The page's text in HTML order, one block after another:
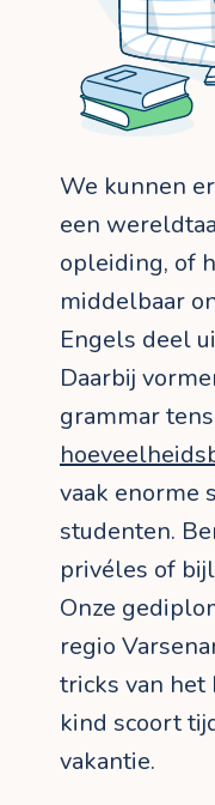
We kunnen
een
opleiding, of
middelbaar
Engels deel
Daarbij
grammar
vaak enorme
studenten.
privéles of
Onze
regio
tricks van het
kind scoort
vakantie.